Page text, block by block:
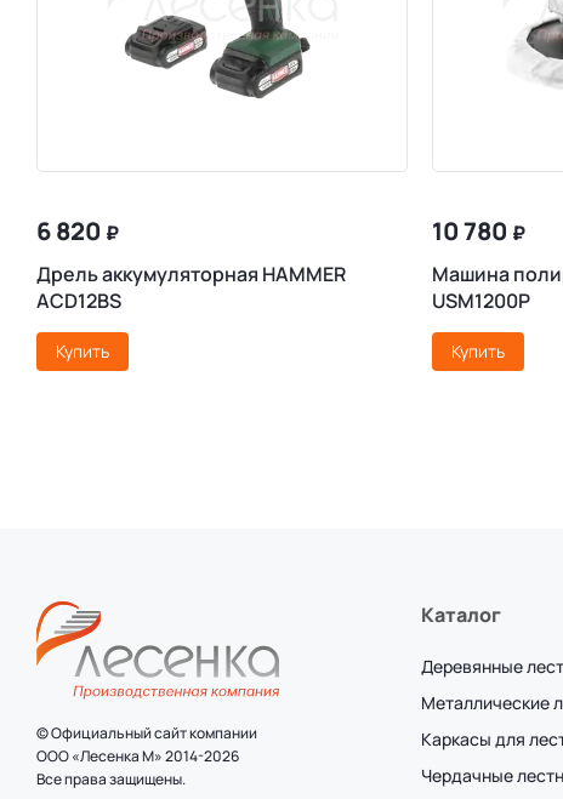
6 820 ₽
Дрель аккумуляторная HAMMER
ACD12BS
Купить
10 780 ₽
Машина
USM1200P
Купить
© Официальный сайт компании
ООО «Лесенка М» 2014-2026
Все права защищены.
Каталог
Деревянные
Металлические
Каркасы для
Чердачные